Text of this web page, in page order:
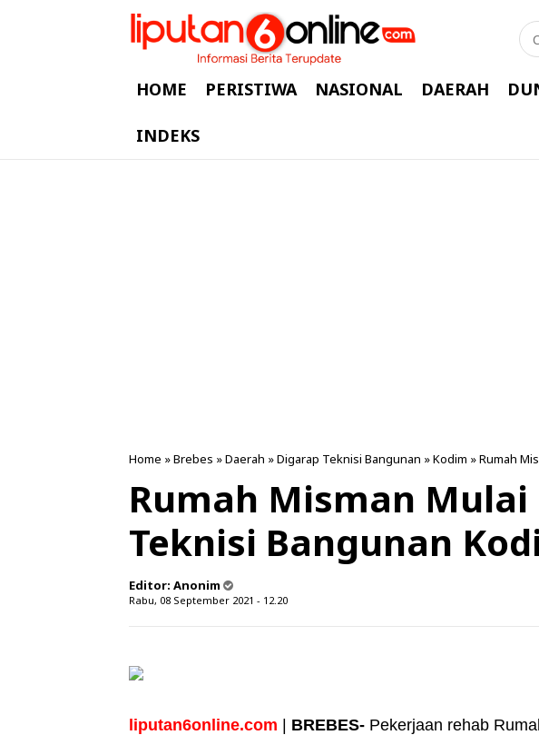
HOME PERISTIWA NASIONAL DAERAH
INDEKS
Home »Brebes »Daerah »Digarap Teknisi Bangunan »Kodim »Rumah
Rumah Misman
Teknisi Bangunan
Editor: Anonim
Rabu, 08 September 2021 - 12.20
liputan6online.com BREBES- Pekerjaan rehab